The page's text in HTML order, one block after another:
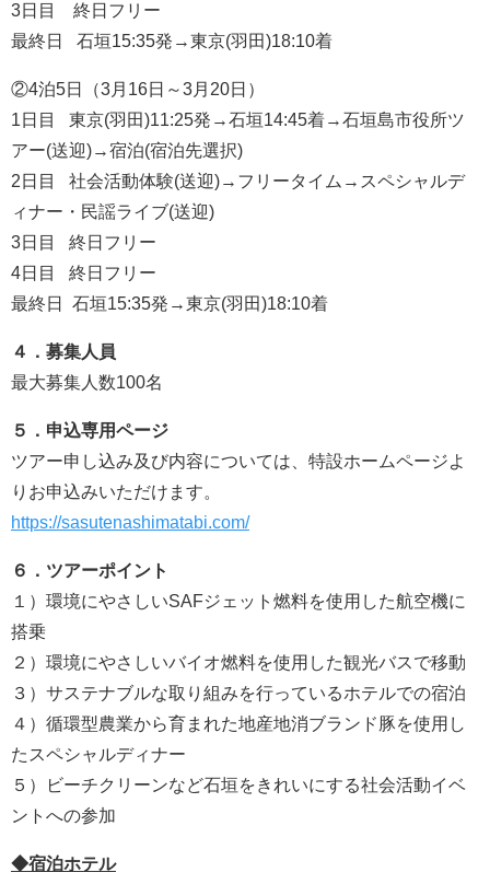
3日目 終日フリー
最終日 石垣15:35発→東京(羽田)18:10着
②4泊5日（3月16日～3月20日）
1日目 東京(羽田)11:25発→石垣14:45着→石垣島市役所ツ
アー(送迎)→宿泊(宿泊先選択)
2日目 社会活動体験(送迎)→フリータイム→スペシャルデ
ィナー・民謡ライブ(送迎)
3日目 終日フリー
4日目 終日フリー
最終日 石垣15:35発→東京(羽田)18:10着
４．募集人員
最大募集人数100名
５．申込専用ページ
ツアー申し込み及び内容については、特設ホームページよ
りお申込みいただけます。
https://sasutenashimatabi.com/
６．ツアーポイント
１）環境にやさしいSAFジェット燃料を使用した航空機に
搭乗
２）環境にやさしいバイオ燃料を使用した観光バスで移動
３）サステナブルな取り組みを行っているホテルでの宿泊
４）循環型農業から育まれた地産地消ブランド豚を使用し
たスペシャルディナー
５）ビーチクリーンなど石垣をきれいにする社会活動イベ
ントへの参加
◆宿泊ホテル